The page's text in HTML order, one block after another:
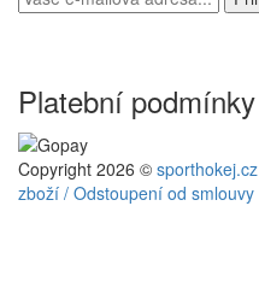
Platební podmínky
Copyright 2026 © sporthokej.cz
zboží / Odstoupení od smlouvy